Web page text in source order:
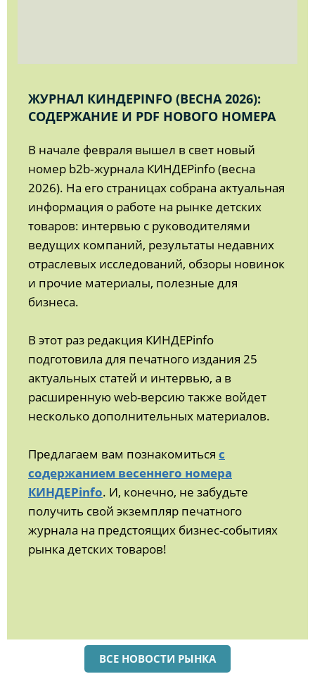
ЖУРНАЛ КИНДЕРINFO (ВЕСНА 2026):
СОДЕРЖАНИЕ И PDF НОВОГО НОМЕРА
В начале февраля вышел в свет новый
номер b2b‑журнала КИНДЕРinfo (весна
2026). На его страницах собрана актуальная
информация о работе на рынке детских
товаров: интервью с руководителями
ведущих компаний, результаты недавних
отраслевых исследований, обзоры новинок
и прочие материалы, полезные для
бизнеса.
В этот раз редакция КИНДЕРinfo
подготовила для печатного издания 25
актуальных статей и интервью, а в
расширенную web-версию также войдет
несколько дополнительных материалов.
Предлагаем вам познакомиться с
содержанием весеннего номера
КИНДЕРinfo. И, конечно, не забудьте
получить свой экземпляр печатного
журнала на предстоящих бизнес-событиях
рынка детских товаров!
ВСЕ НОВОСТИ РЫНКА